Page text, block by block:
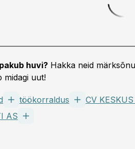
huvi? Hakka neid
midagi uut!
töökorraldus CV KESKUS
AS